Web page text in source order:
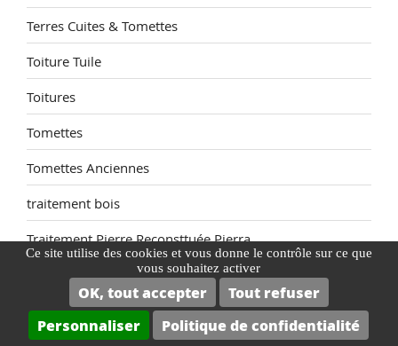
Ce site utilise des cookies et vous donne le contrôle sur ce que
vous souhaitez activer
OK, tout accepter
Tout refuser
Personnaliser
Politique de confidentialité
Terres Cuites & Tomettes
Toiture Tuile
Toitures
Tomettes
Tomettes Anciennes
traitement bois
Traitement Pierre Reconsttuée Pierra
Traitement Salon de Jardin
Traitement terre cuite